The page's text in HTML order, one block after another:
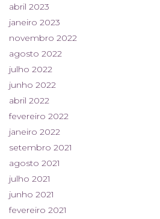
abril 2023
janeiro 2023
novembro 2022
agosto 2022
julho 2022
junho 2022
abril 2022
fevereiro 2022
janeiro 2022
setembro 2021
agosto 2021
julho 2021
junho 2021
fevereiro 2021